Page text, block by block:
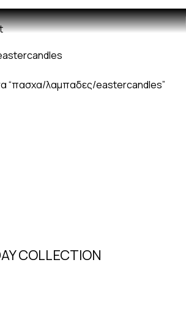
“πασχα/λαμπαδες/eastercandles”
COLLECTION